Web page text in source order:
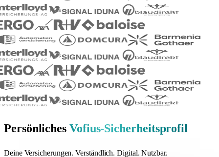
Persönliches Vofius-Sicherheitsprofil
Deine Versicherungen. Verständlich. Digital. Nutzbar.